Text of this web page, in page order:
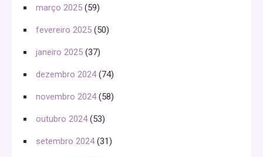
março 2025 (59)
fevereiro 2025 (50)
janeiro 2025 (37)
dezembro 2024(74)
novembro 2024(58)
outubro 2024(53)
setembro 2024(31)